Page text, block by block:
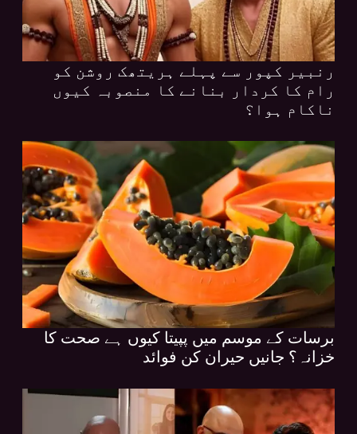
رنبیر کپور سے پہلے ہریتھک روشن کو
رام کا کردار بنانے کا منصوبہ کیوں
ناکام ہوا؟
برسات کے موسم میں پپیتا کیوں ہے صحت کا
خزانہ؟ جانیں حیران کن فوائد